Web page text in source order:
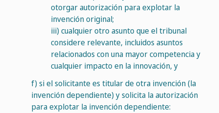
otorgar autorización para explotar la
invención original;
iii) cualquier otro asunto que el tribunal
considere relevante, incluidos asuntos
relacionados con una mayor competencia y
cualquier impacto en la innovación, y
f) si el solicitante es titular de otra invención (la
invención dependiente) y solicita la autorización
para explotar la invención dependiente: